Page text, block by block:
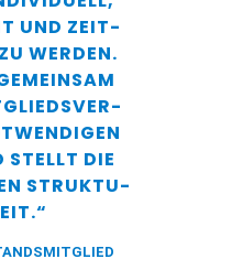
UND ZEIT­
WER­DEN.
STELLT DIE
STRUK­TU­